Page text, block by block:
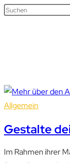
Allgemein
Gestalte
Im Rahmen ihrer